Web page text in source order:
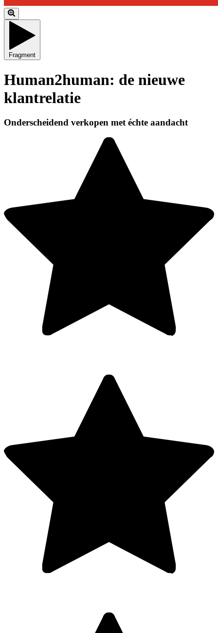
Fragment
Human2human: de nieuwe
klantrelatie
Onderscheidend verkopen met échte aandacht